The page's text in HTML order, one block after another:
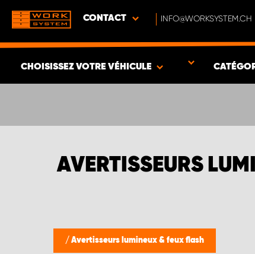
CONTACT INFO@WORKSYSTEM.CH
CHOISISSEZ VOTRE VÉHICULE
AVERTISSEURS
/ Avertisseurs lumineux & feux flash